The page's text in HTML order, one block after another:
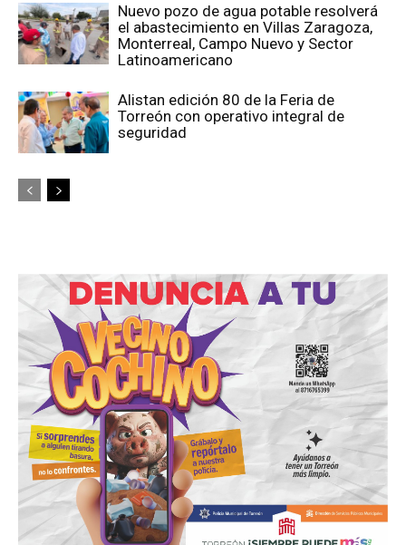
Nuevo pozo de agua potable resolverá
el abastecimiento en Villas Zaragoza,
Monterreal, Campo Nuevo y Sector
Latinoamericano
Alistan edición 80 de la Feria de
Torreón con operativo integral de
seguridad